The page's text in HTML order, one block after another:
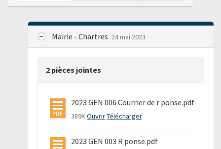
Mairie - Chartres 24 mai 2023
2 pièces jointes
2023 GEN 006 Courrier de r ponse.pdf
389KOuvrirTélécharger
2023 GEN 003 R ponse.pdf